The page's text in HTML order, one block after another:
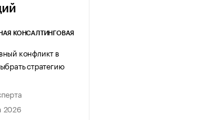
КОНСАЛТИНГОВАЯ
конфликт в
стратегию
2026